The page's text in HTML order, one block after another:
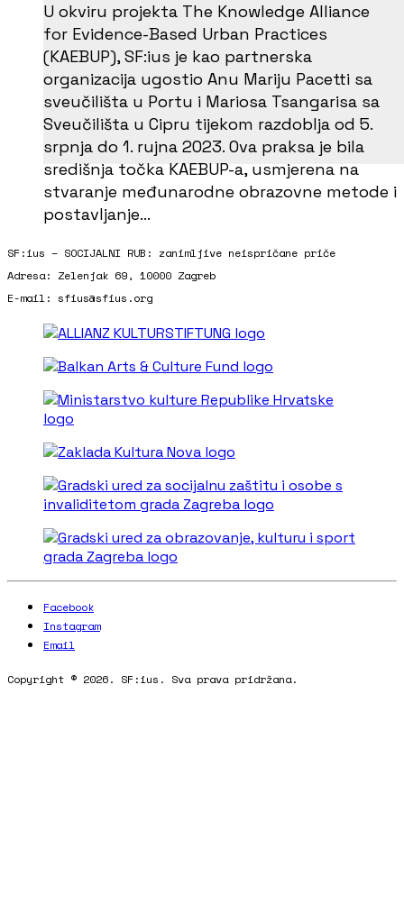
U okviru projekta The Knowledge Alliance
for Evidence-Based Urban Practices
(KAEBUP), SF:ius je kao partnerska
organizacija ugostio Anu Mariju Pacetti sa
sveučilišta u Portu i Mariosa Tsangarisa sa
Sveučilišta u Cipru tijekom razdoblja od 5.
srpnja do 1. rujna 2023. Ova praksa je bila
središnja točka KAEBUP-a, usmjerena na
stvaranje međunarodne obrazovne metode i
postavljanje…
SF:ius – SOCIJALNI RUB: zanimljive neispričane priče
Adresa: Zelenjak 69, 10000 Zagreb
E-mail: sfius@sfius.org
Facebook
Instagram
Email
Copyright © 2026. SF:ius. Sva prava pridržana.